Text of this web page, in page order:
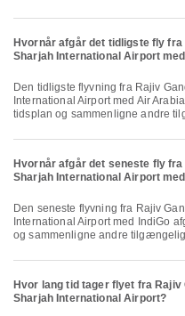
Hvornår afgår det tidligste fly
Sharjah International Airport
Den tidligste flyvning fra Rajiv Gandhi International Airport til Sharjah
International Airport med Air
tidsplan og sammenligne andre
Hvornår afgår det seneste fly
Sharjah International Airport
Den seneste flyvning fra Rajiv Gandhi International Airport til Sharjah
International Airport med IndiGo
og sammenligne andre
Hvor lang tid tager flyet fra
Sharjah International Airport?